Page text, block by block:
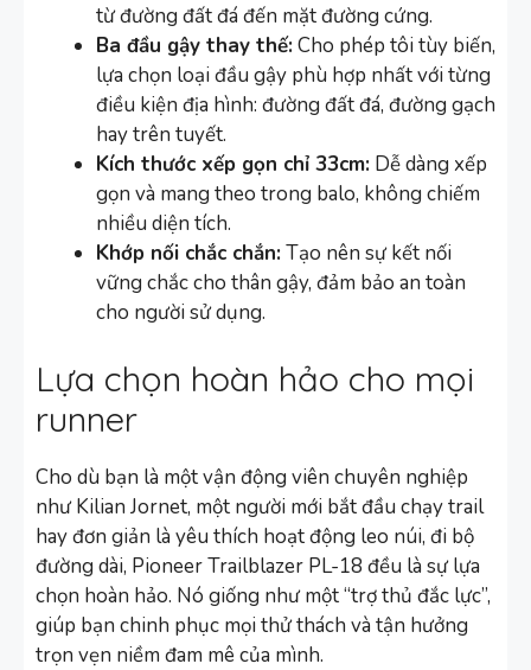
từ đường đất đá đến mặt đường cứng.
Ba đầu gậy thay thế:Cho phép tôi tùy biến,
lựa chọn loại đầu gậy phù hợp nhất với từng
điều kiện địa hình: đường đất đá, đường gạch
hay trên tuyết.
Kích thước xếp gọn chỉ 33cm: Dễ dàng xếp
gọn và mang theo trong balo, không chiếm
nhiều diện tích.
Khớp nối chắc chắn:Tạo nên sự kết nối
vững chắc cho thân gậy, đảm bảo an toàn
cho người sử dụng.
Lựa chọn hoàn hảo cho mọi
runner
Cho dù bạn là một vận động viên chuyên nghiệp
như Kilian Jornet, một người mới bắt đầu chạy trail
hay đơn giản là yêu thích hoạt động leo núi, đi bộ
đường dài, Pioneer Trailblazer PL-18 đều là sự lựa
chọn hoàn hảo. Nó giống như một “trợ thủ đắc lực”,
giúp bạn chinh phục mọi thử thách và tận hưởng
trọn vẹn niềm đam mê của mình.